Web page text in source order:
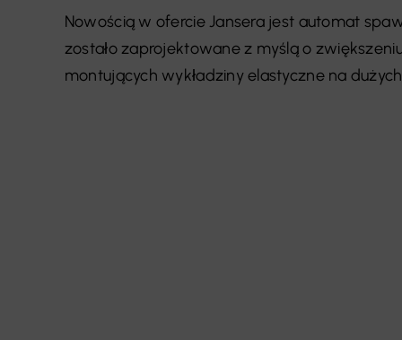
Nowością w ofercie Jansera jest automat
zostało zaprojektowane z myślą o
montujących wykładziny elastyczne na